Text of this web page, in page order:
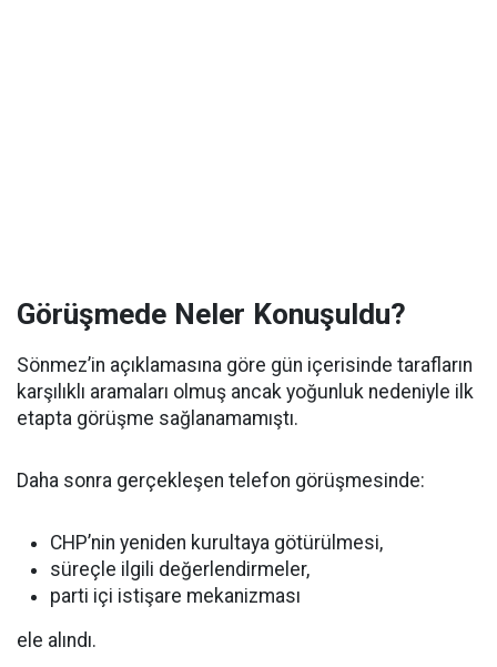
Görüşmede Neler Konuşuldu?
Sönmez’in açıklamasına göre gün içerisinde tarafların
karşılıklı aramaları olmuş ancak yoğunluk nedeniyle ilk
etapta görüşme sağlanamamıştı.
Daha sonra gerçekleşen telefon görüşmesinde:
CHP’nin yeniden kurultaya götürülmesi,
süreçle ilgili değerlendirmeler,
parti içi istişare mekanizması
ele alındı.